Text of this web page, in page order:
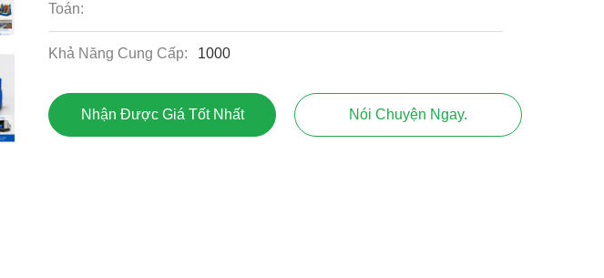
Toán:
Khả Năng Cung Cấp: 1000
Nhận Được Giá Tốt Nhất Nói Chuyện Ngay.